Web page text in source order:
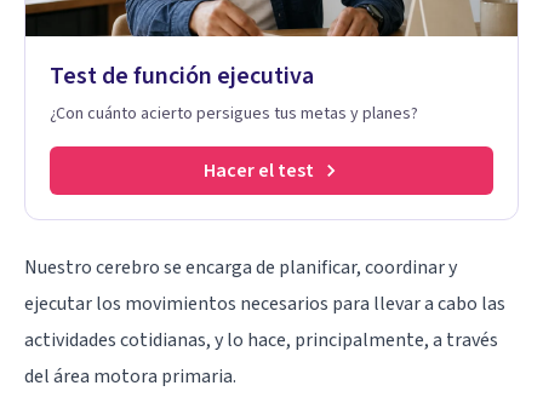
Test de función ejecutiva
¿Con cuánto acierto persigues tus metas y planes?
Hacer el test
Nuestro cerebro se encarga de planificar, coordinar y
ejecutar los movimientos necesarios para llevar a cabo las
actividades cotidianas, y lo hace, principalmente, a través
del área motora primaria.